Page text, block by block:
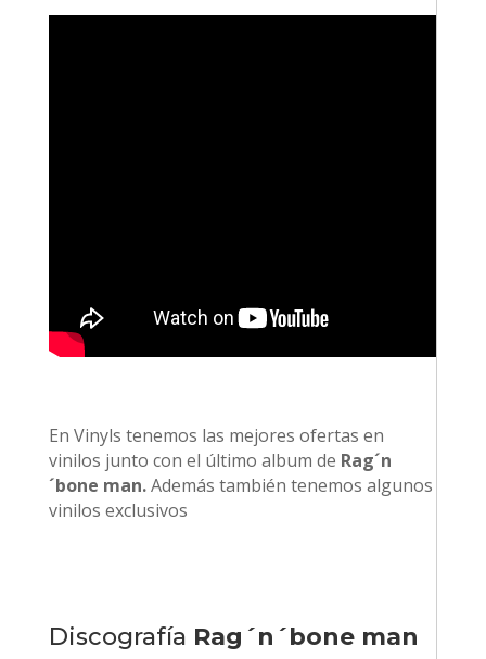
En Vinyls tenemos las mejores ofertas en
vinilos junto con el último album de Rag´n
´bone man.Además también tenemos algunos
vinilos exclusivos
Discografía Rag´n´bone man